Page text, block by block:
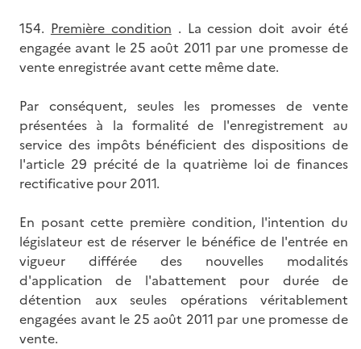
154. Première condition . La cession doit avoir été
engagée avant le 25 août 2011 par une promesse de
vente enregistrée avant cette même date.
Par conséquent, seules les promesses de vente
présentées à la formalité de l'enregistrement au
service des impôts bénéficient des dispositions de
l'article 29 précité de la quatrième loi de finances
rectificative pour 2011.
En posant cette première condition, l'intention du
législateur est de réserver le bénéfice de l'entrée en
vigueur différée des nouvelles modalités
d'application de l'abattement pour durée de
détention aux seules opérations véritablement
engagées avant le 25 août 2011 par une promesse de
vente.